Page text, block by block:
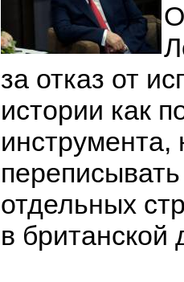
за отказ от
истории как
инструмента,
отдельных
в британской